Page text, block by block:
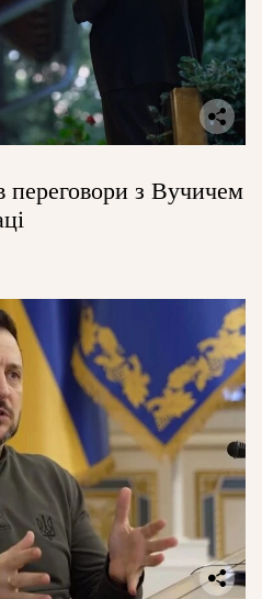
переговори з Вучичем